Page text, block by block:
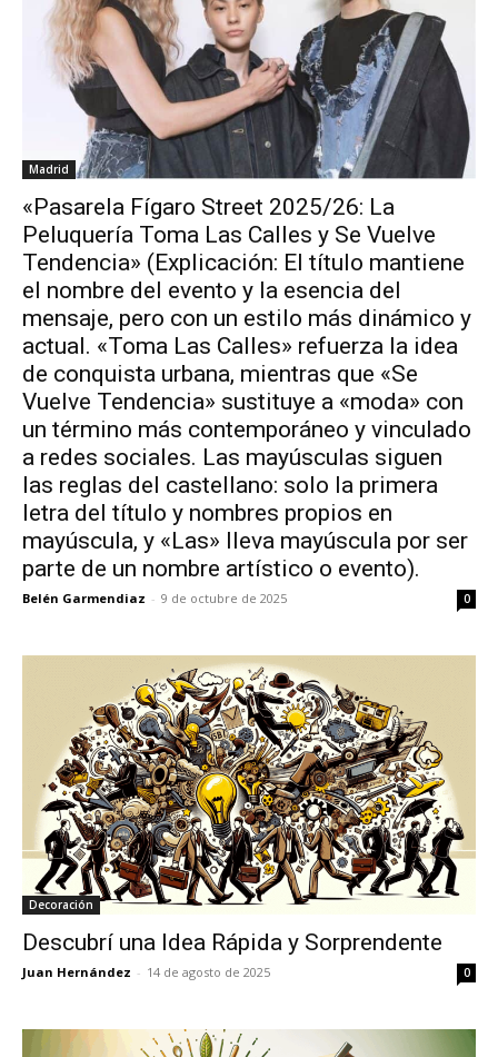
Madrid
«Pasarela Fígaro Street 2025/26: La
Peluquería Toma Las Calles y Se Vuelve
Tendencia» (Explicación: El título mantiene
el nombre del evento y la esencia del
mensaje, pero con un estilo más dinámico y
actual. «Toma Las Calles» refuerza la idea
de conquista urbana, mientras que «Se
Vuelve Tendencia» sustituye a «moda» con
un término más contemporáneo y vinculado
a redes sociales. Las mayúsculas siguen
las reglas del castellano: solo la primera
letra del título y nombres propios en
mayúscula, y «Las» lleva mayúscula por ser
parte de un nombre artístico o evento).
Belén Garmendiaz - 9 de octubre de 2025 0
Decoración
Descubrí una Idea Rápida y Sorprendente
Juan Hernández - 14 de agosto de 2025 0